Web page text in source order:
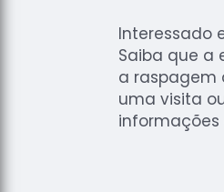
Interessado
Saiba que a
a raspagem
uma visita
informações